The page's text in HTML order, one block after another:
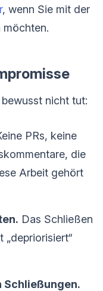
, wenn Sie mit der
möchten.
nicht tut:
PRs, keine
die
Arbeit gehört
Das Schließen
Schließungen.